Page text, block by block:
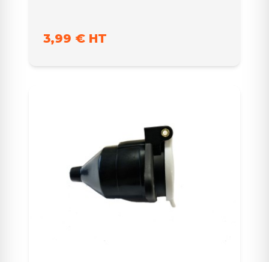
3,99 € HT